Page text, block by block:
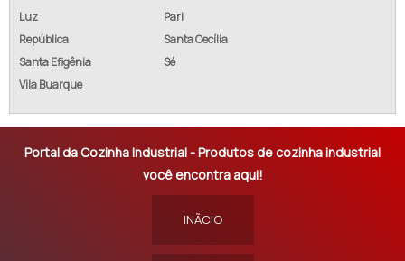
Luz
Pari
República
Santa Cecília
Santa Efigênia
Sé
Vila Buarque
Portal da Cozinha Industrial - Produtos de cozinha industrial
você encontra aqui!
INÃ­CIO